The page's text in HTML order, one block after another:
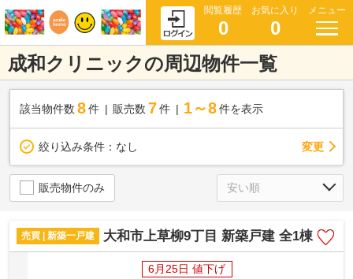
閲覧履歴
0
お気に入り
0
メニュー
成和クリニックの周辺物件一覧
該当物件数 8件 販売数 7 件 1～8 件を表示
絞り込み条件： なし 変更
販売物件のみ
売買 | 新築一戸建 大和市上草柳9丁目 新築戸建 全1棟
6月25日 値下げ